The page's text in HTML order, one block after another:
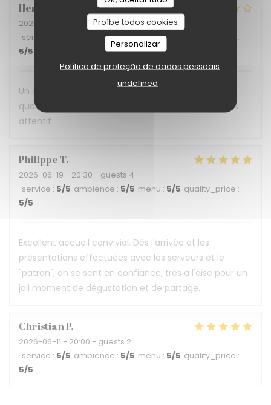
Proíbe todos cookies
Personalizar
Política de proteção de dados pessoais
undefined
Hervé
2026-06-30
- 12:30 - guests 3
service
ambience:5/5 menu:5
:
5/5
Un déjeuner en terrasse ombragée, une cuisine de
qualité servie par une belle équipe et un patron très
attentif
Philippe T
2026-06-19 - 20:30 - guests 4
service : 5/5 ambience : 5/5 menu : 5/5 quality_price :
5/5
Excellent accueil convivial. Dès l'arrivée et les
présentations effectuées avec les serveurs et le
"patron", on se sent en confiance, très à l'aise pour un
joli moment de dégustation et de partage.
ChristianP
2026-06-11 - 20:00 - guests 2
service : 5/5 ambience : 5/5 menu : 5/5 quality_price :
5/5